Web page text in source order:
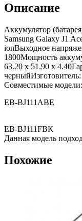
Описание
Аккумулятор
Samsung Galaxy J1
ionВыходное
1800Мощность
63.20 x 51.90 x
Совместимые модели:
EB-BJ111ABE
EB-BJ111FBK
Данная модель
Похожие